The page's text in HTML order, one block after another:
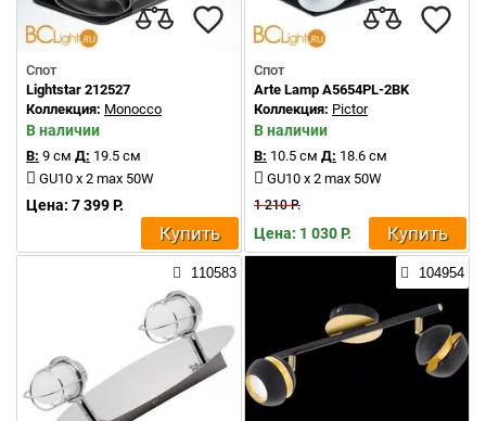
Спот
Lightstar 212527
Коллекция: Monocco
В наличии
В: 9 см Д: 19.5 см
GU10 x 2 max 50W
Цена: 7 399 Р.
Купить
Спот
Arte Lamp A5654PL-2BK
Коллекция: Pictor
В наличии
В: 10.5 см Д: 18.6 см
GU10 x 2 max 50W
1 210 Р.
Цена: 1 030 Р. Купить
110583 104954